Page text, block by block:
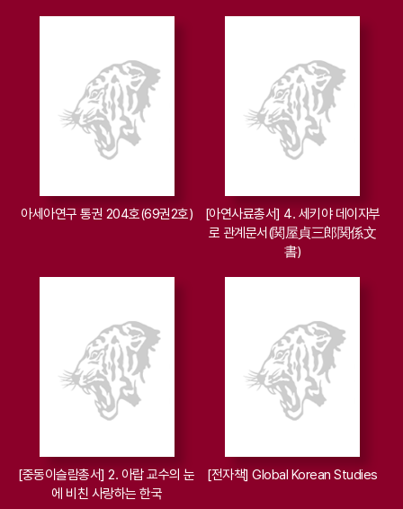
아세아연구 통권 204호(69권2호)
[아연사료총서] 4. 세키야 데이자부
로 관계문서(関屋貞三郎関係文
書)
[중동이슬람총서] 2. 아랍 교수의 눈
에 비친 사랑하는 한국
[전자책] Global Korean Studies